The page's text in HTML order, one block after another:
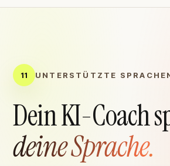
11 UNTERSTÜTZTE
Dein KI-Coach
deine Sprache.